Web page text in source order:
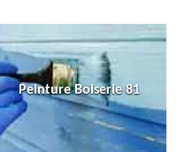
Peinture Boiserie 81